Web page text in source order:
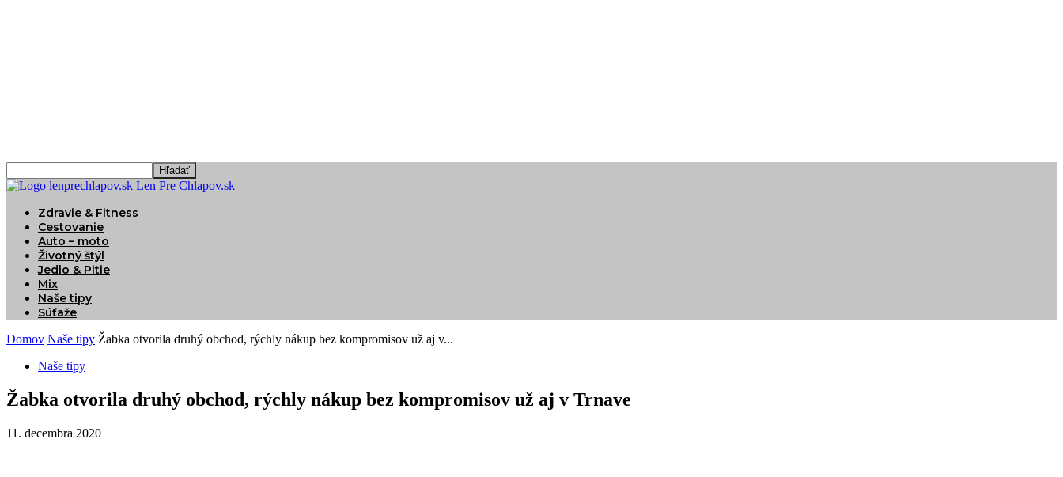
Len Pre Chlapov.sk
Zdravie & Fitness
Cestovanie
Auto – moto
Životný štýl
Jedlo & Pitie
Mix
Naše tipy
Súťaže
Domov Naše tipy Žabka otvorila druhý obchod, rýchly nákup bez kompromisov už aj v...
Naše tipy
Žabka otvorila druhý obchod, rýchly nákup bez kompromisov už aj v Trnave
11. decembra 2020